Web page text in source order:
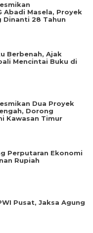
Abadi Masela, Proyek
Dinanti 28 Tahun
Berbenah, Ajak
Mencintai Buku di
Dua Proyek
Dorong
Kawasan Timur
Perputaran Ekonomi
Rupiah
Pusat, Jaksa Agung